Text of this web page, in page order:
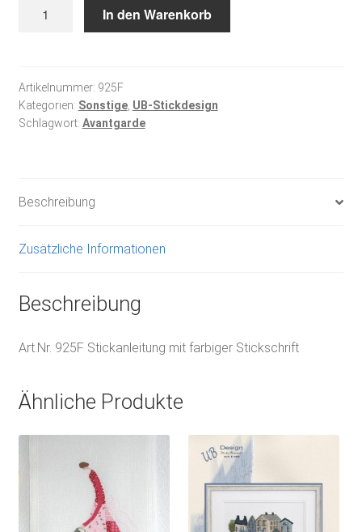
Farbdruck
Menge
In den Warenkorb
Artikelnummer: 925F
Kategorien: Sonstige, UB-Stickdesign
Schlagwort: Avantgarde
Beschreibung
Zusätzliche Informationen
Beschreibung
Art.Nr. 925F Stickanleitung mit farbiger Stickschrift
Ähnliche Produkte